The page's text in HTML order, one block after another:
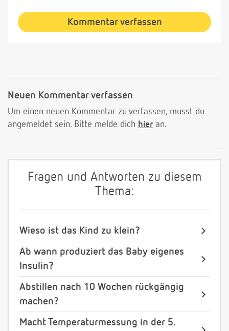
Kommentar verfassen
Neuen Kommentar verfassen
Um einen neuen Kommentar zu verfassen, musst du
angemeldet sein. Bitte melde dich hier an.
Fragen und Antworten zu diesem
Thema:
Wieso ist das Kind zu klein?
Ab wann produziert das Baby eigenes
Insulin?
Abstillen nach 10 Wochen rückgängig
machen?
Macht Temperaturmessung in der 5.